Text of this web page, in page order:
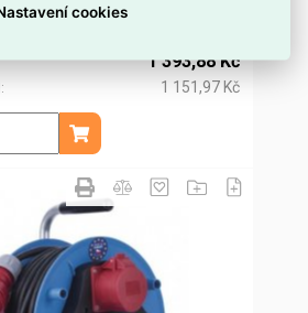
1 393,88 Kč
1 151,97 Kč
ks
Přidat do košíku
cookies